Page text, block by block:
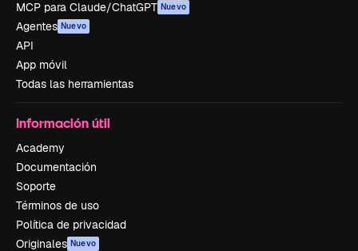
MCP para Claude/ChatGPT Nuevo
Agentes Nuevo
API
App móvil
Todas las herramientas
Información útil
Academy
Documentación
Soporte
Términos de uso
Política de privacidad
Originales Nuevo